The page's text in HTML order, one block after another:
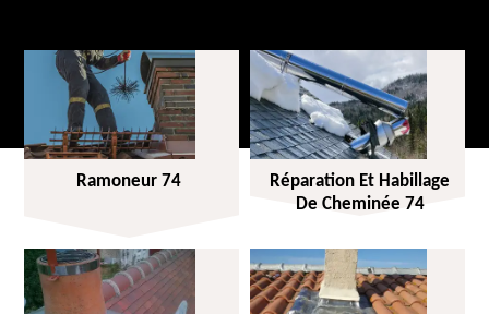
Ramoneur 74
Réparation Et Habillage
De Cheminée 74